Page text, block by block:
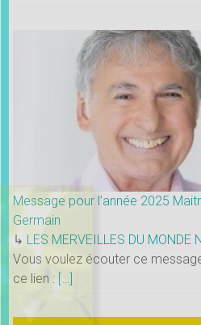
Message pour l’année 2025
Germain
↳ LES MERVEILLES DU MONDE
Vous voulez écouter ce
ce lien : […]
×